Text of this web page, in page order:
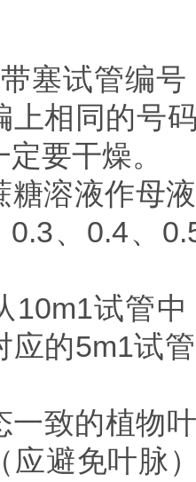
带塞试管编
上相同的号
要干燥。
糖溶液作母
0.3、 0.4、
10m1试管
应的5m1试
一致的植物
应避免叶脉